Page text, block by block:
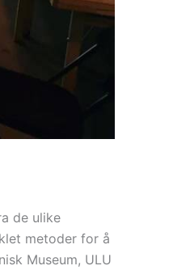
de ulike
metoder for å
Museum, ULU